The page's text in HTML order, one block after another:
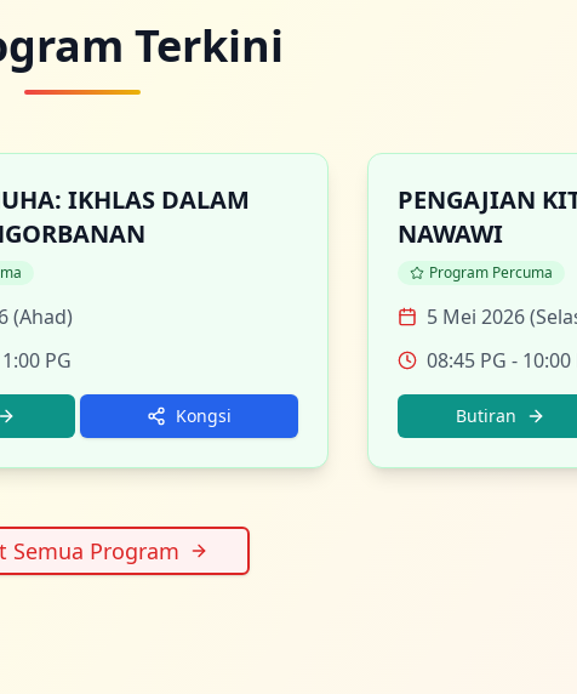
Terkini
IKHLAS DALAM
(Ahad)
PG
Kongsi
PENGAJIAN
NAWAWI
Program Percuma
5 Mei 2026
08:45 PG - 10:00
Butiran
Semua Program